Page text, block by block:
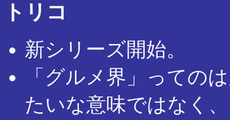
トリコ
新シリーズ開始。
「グルメ界」っての
たいな意味ではなく